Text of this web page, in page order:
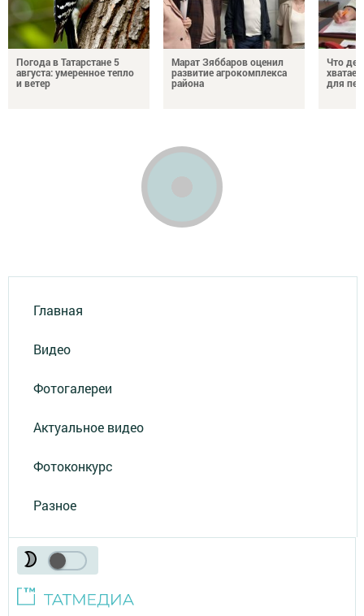
Погода в Татарстане 5
августа: умеренное тепло
и ветер
Марат Зяббаров оценил
развитие агрокомплекса
района
Что
для
Главная
Видео
Фотогалереи
Актуальное видео
Фотоконкурс
Разное